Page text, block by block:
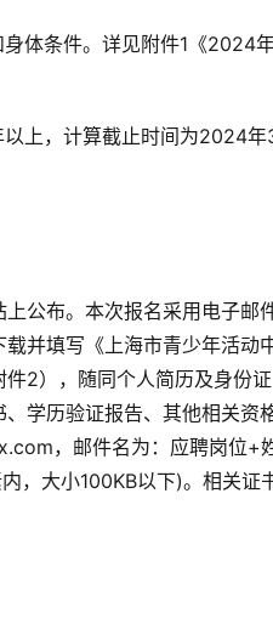
体条件。详见附件1《2024
上，计算截止时间为2024年
公布。本次报名采用电子邮
并填写《上海市青少年活动
2），随同个人简历及身份
学历验证报告、其他相关资
，邮件名为：应聘岗位+
，大小100KB以下)。相关证